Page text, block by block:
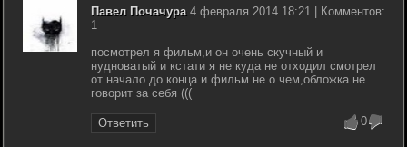
Павел Почачура4 февраля 2014 18:21 | Комментов:
1
посмотрел я фильм,и он очень скучный и
нудноватый и кстати я не куда не отходил смотрел
от начало до конца и фильм не о чем,обложка не
говорит за себя (((
Ответить 0